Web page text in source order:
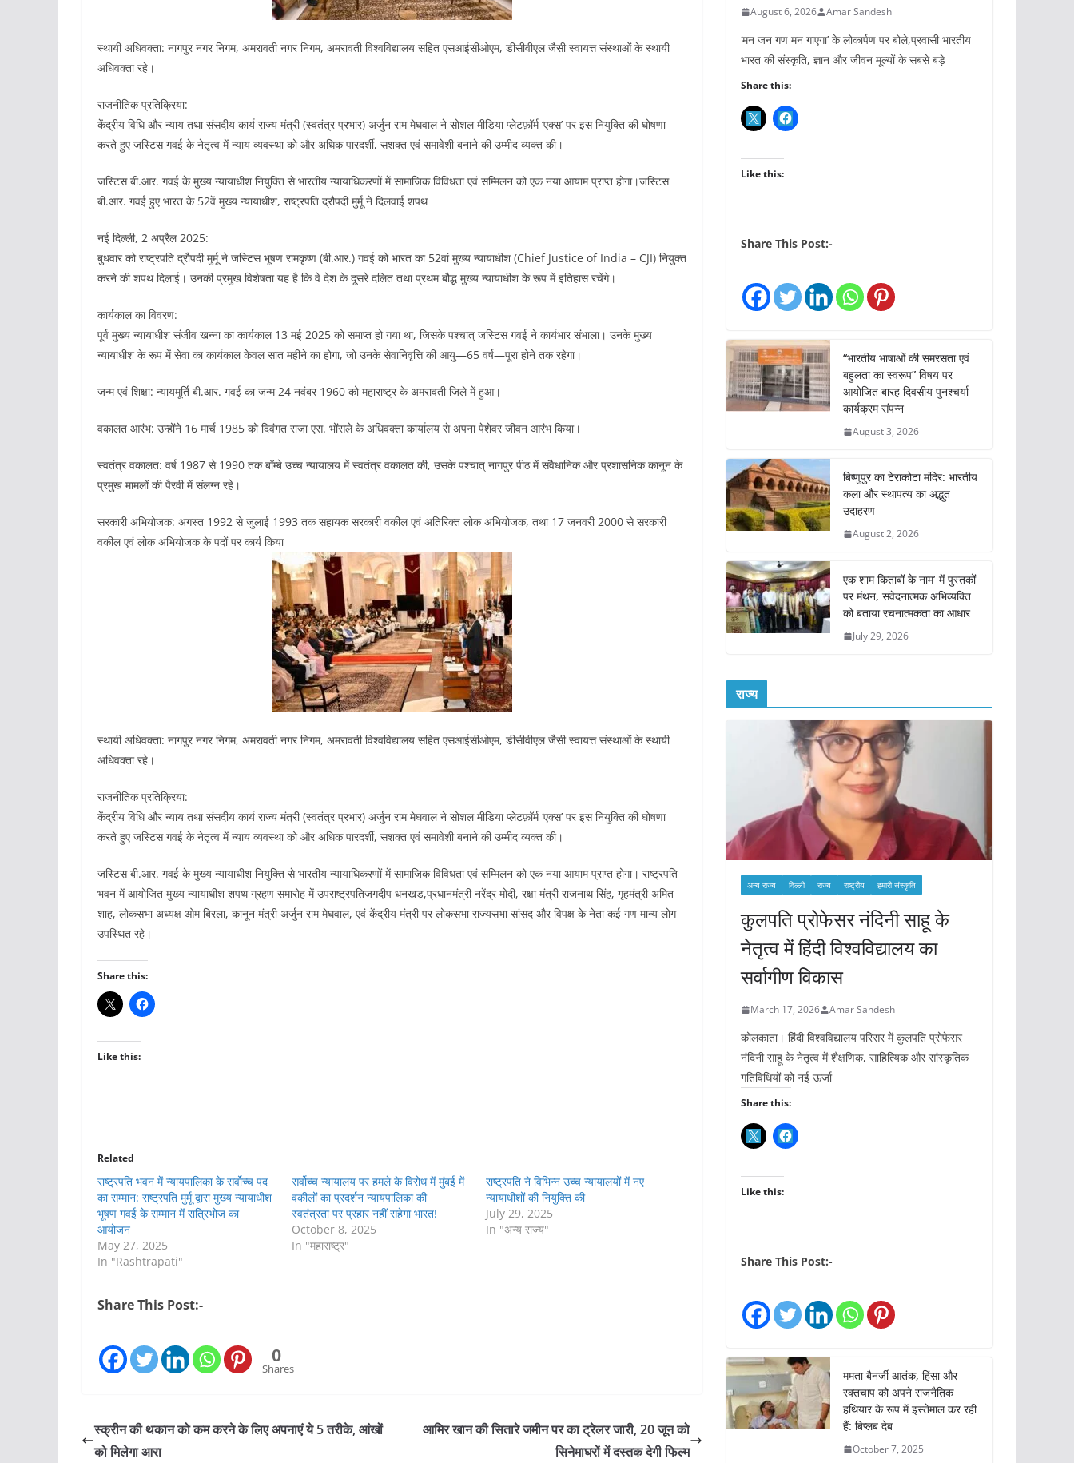
स्थायी अधिवक्ता: नागपुर नगर निगम, अमरावती नगर निगम, अमरावती विश्वविद्यालय सहित एसआईसीओएम, डीसीवीएल जैसी स्वायत्त संस्थाओं के स्थायी
अधिवक्ता रहे।
राजनीतिक प्रतिक्रिया:
केंद्रीय विधि और न्याय तथा संसदीय कार्य राज्य मंत्री (स्वतंत्र प्रभार) अर्जुन राम मेघवाल ने सोशल मीडिया प्लेटफ़ॉर्म ‘एक्स’ पर इस नियुक्ति की घोषणा
करते हुए जस्टिस गवई के नेतृत्व में न्याय व्यवस्था को और अधिक पारदर्शी, सशक्त एवं समावेशी बनाने की उम्मीद व्यक्त की।
जस्टिस बी.आर. गवई के मुख्य न्यायाधीश नियुक्ति से भारतीय न्यायाधिकरणों में सामाजिक विविधता एवं सम्मिलन को एक नया आयाम प्राप्त होगा।जस्टिस
बी.आर. गवई हुए भारत के 52वें मुख्य न्यायाधीश, राष्ट्रपति द्रौपदी मुर्मू ने दिलवाई शपथ
नई दिल्ली, 2 अप्रैल 2025:
बुधवार को राष्ट्रपति द्रौपदी मुर्मू ने जस्टिस भूषण रामकृष्ण (बी.आर.) गवई को भारत का 52वां मुख्य न्यायाधीश (Chief Justice of India – CJI) नियुक्त
करने की शपथ दिलाई। उनकी प्रमुख विशेषता यह है कि वे देश के दूसरे दलित तथा प्रथम बौद्ध मुख्य न्यायाधीश के रूप में इतिहास रचेंगे।
कार्यकाल का विवरण:
पूर्व मुख्य न्यायाधीश संजीव खन्ना का कार्यकाल 13 मई 2025 को समाप्त हो गया था, जिसके पश्चात् जस्टिस गवई ने कार्यभार संभाला। उनके मुख्य
न्यायाधीश के रूप में सेवा का कार्यकाल केवल सात महीने का होगा, जो उनके सेवानिवृत्ति की आयु—65 वर्ष—पूरा होने तक रहेगा।
जन्म एवं शिक्षा: न्यायमूर्ति बी.आर. गवई का जन्म 24 नवंबर 1960 को महाराष्ट्र के अमरावती जिले में हुआ।
वकालत आरंभ: उन्होंने 16 मार्च 1985 को दिवंगत राजा एस. भोंसले के अधिवक्ता कार्यालय से अपना पेशेवर जीवन आरंभ किया।
स्वतंत्र वकालत: वर्ष 1987 से 1990 तक बॉम्बे उच्च न्यायालय में स्वतंत्र वकालत की, उसके पश्चात् नागपुर पीठ में संवैधानिक और प्रशासनिक कानून के
प्रमुख मामलों की पैरवी में संलग्न रहे।
सरकारी अभियोजक: अगस्त 1992 से जुलाई 1993 तक सहायक सरकारी वकील एवं अतिरिक्त लोक अभियोजक, तथा 17 जनवरी 2000 से सरकारी
वकील एवं लोक अभियोजक के पदों पर कार्य किया
स्थायी अधिवक्ता: नागपुर नगर निगम, अमरावती नगर निगम, अमरावती विश्वविद्यालय सहित एसआईसीओएम, डीसीवीएल जैसी स्वायत्त संस्थाओं के स्थायी
अधिवक्ता रहे।
राजनीतिक प्रतिक्रिया:
केंद्रीय विधि और न्याय तथा संसदीय कार्य राज्य मंत्री (स्वतंत्र प्रभार) अर्जुन राम मेघवाल ने सोशल मीडिया प्लेटफ़ॉर्म ‘एक्स’ पर इस नियुक्ति की घोषणा
करते हुए जस्टिस गवई के नेतृत्व में न्याय व्यवस्था को और अधिक पारदर्शी, सशक्त एवं समावेशी बनाने की उम्मीद व्यक्त की।
जस्टिस बी.आर. गवई के मुख्य न्यायाधीश नियुक्ति से भारतीय न्यायाधिकरणों में सामाजिक विविधता एवं सम्मिलन को एक नया आयाम प्राप्त होगा। राष्ट्रपति
भवन में आयोजित मुख्य न्यायाधीश शपथ ग्रहण समारोह में उपराष्ट्रपतिजगदीप धनखड़,प्रधानमंत्री नरेंद्र मोदी, रक्षा मंत्री राजनाथ सिंह, गृहमंत्री अमित
शाह, लोकसभा अध्यक्ष ओम बिरला, कानून मंत्री अर्जुन राम मेघवाल, एवं केंद्रीय मंत्री पर लोकसभा राज्यसभा सांसद और विपक्ष के नेता कई गण मान्य लोग
उपस्थित रहे।
Share this:
Like this:
Related
राष्ट्रपति भवन में न्यायपालिका के सर्वोच्च पद
का सम्मान: राष्ट्रपति मुर्मू द्वारा मुख्य न्यायाधीश
भूषण गवई के सम्मान में रात्रिभोज का
आयोजन
May 27, 2025
In "Rashtrapati"
सर्वोच्च न्यायालय पर हमले के विरोध में मुंबई में
वकीलों का प्रदर्शन न्यायपालिका की
स्वतंत्रता पर प्रहार नहीं सहेगा भारत!
October 8, 2025
In "महाराष्ट्र"
राष्ट्रपति ने विभिन्न उच्च न्यायालयों में नए
न्यायाधीशों की नियुक्ति की
July 29, 2025
In "अन्य राज्य"
Share This Post:-
0
Shares
स्क्रीन की थकान को कम करने के लिए अपनाएं ये 5 तरीके, आंखों
को मिलेगा आरा
आमिर खान की सितारे जमीन पर का ट्रेलर जारी, 20 जून को
सिनेमाघरों में दस्तक देगी फिल्म
August 6, 2026 Amar Sandesh
‘मन जन गण मन गाएगा’ के लोकार्पण पर बोले,प्रवासी भारतीय
भारत की संस्कृति, ज्ञान और जीवन मूल्यों के सबसे बड़े
Share this:
Like this:
Share This Post:-
“भारतीय भाषाओं की समरसता एवं
बहुलता का स्वरूप” विषय पर
आयोजित बारह दिवसीय पुनश्चर्या
कार्यक्रम संपन्न
August 3, 2026
बिष्णुपुर का टेराकोटा मंदिर: भारतीय
कला और स्थापत्य का अद्भुत
उदाहरण
August 2, 2026
एक शाम किताबों के नाम’ में पुस्तकों
पर मंथन, संवेदनात्मक अभिव्यक्ति
को बताया रचनात्मकता का आधार
July 29, 2026
राज्य
अन्य राज्य दिल्ली राज्य राष्ट्रीय हमारी संस्कृति
कुलपति प्रोफेसर नंदिनी साहू के
नेतृत्व में हिंदी विश्वविद्यालय का
सर्वागीण विकास
March 17, 2026 Amar Sandesh
कोलकाता। हिंदी विश्वविद्यालय परिसर में कुलपति प्रोफेसर
नंदिनी साहू के नेतृत्व में शैक्षणिक, साहित्यिक और सांस्कृतिक
गतिविधियों को नई ऊर्जा
Share this:
Like this:
Share This Post:-
ममता बैनर्जी आतंक, हिंसा और
रक्तचाप को अपने राजनैतिक
हथियार के रूप में इस्तेमाल कर रही
हैं: बिप्लब देब
October 7, 2025